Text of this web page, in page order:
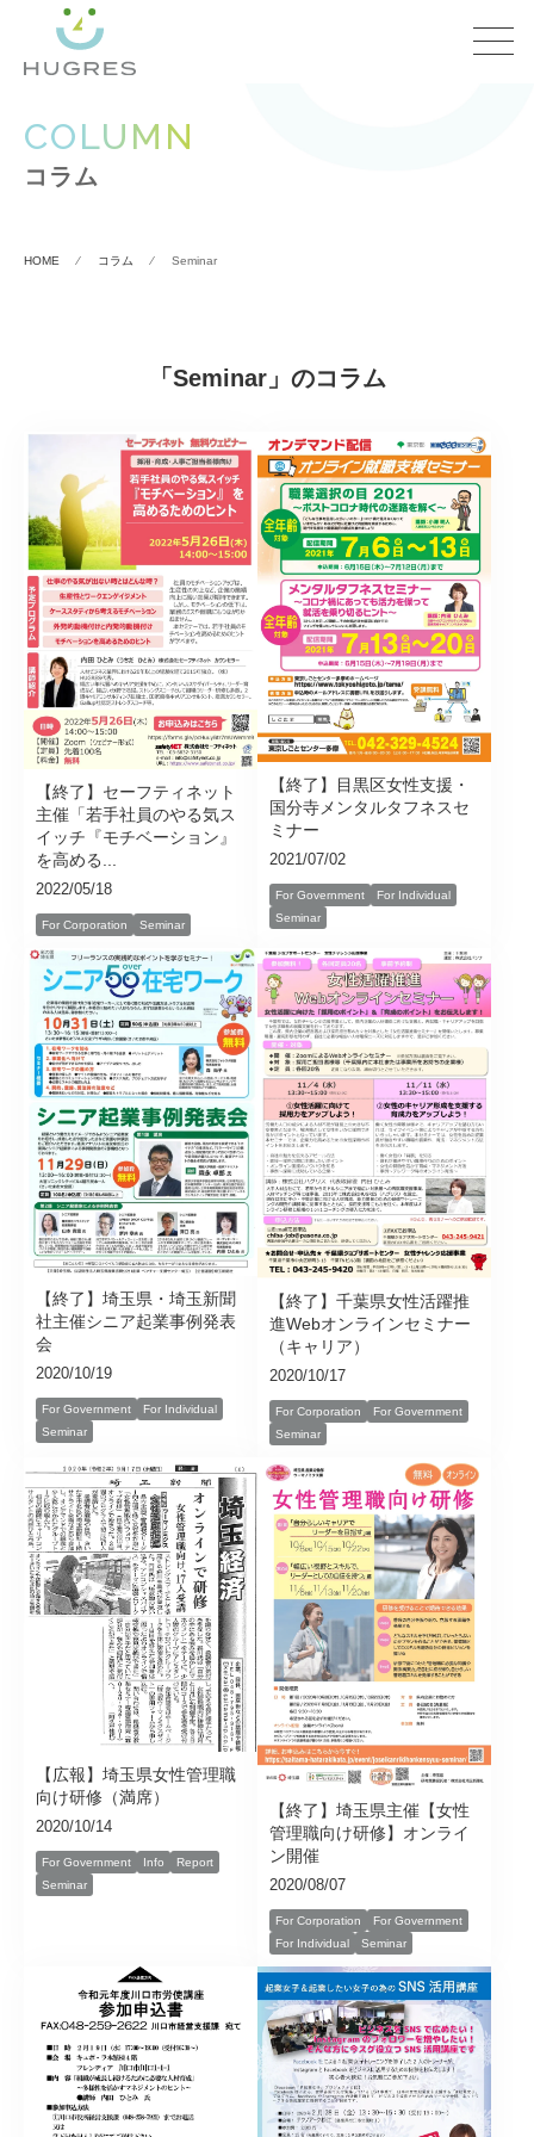
COLUMN
コラム
HOME ⁄ コラム ⁄ Seminar
「Seminar」のコラム
【終了】セーフティネット
主催「若手社員のやる気ス
イッチ『モチベーション』
を高める...
2022/05/18
For Corporation Seminar
【終了】目黒区女性支援・
国分寺メンタルタフネスセ
ミナー
2021/07/02
For Government
For Individual
Seminar
【終了】埼玉県・埼玉新聞
社主催シニア起業事例発表
会
2020/10/19
For Government
For Individual
Seminar
【終了】千葉県女性活躍推
進Webオンラインセミナー
（キャリア）
2020/10/17
For Corporation
For Government
Seminar
【広報】埼玉県女性管理職
向け研修（満席）
2020/10/14
For Government Info
Report
Seminar
【終了】埼玉県主催【女性
管理職向け研修】オンライ
ン開催
2020/08/07
For Corporation
For Government
For Individual
Seminar